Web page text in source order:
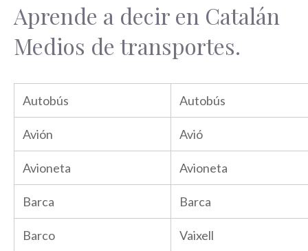
Aprende a decir en Catalán
Medios de transportes.
Autobús Autobús
Avión Avió
Avioneta Avioneta
Barca Barca
Barco Vaixell